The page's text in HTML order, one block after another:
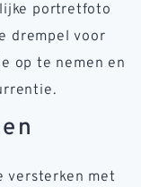
portretfoto
drempel voor
op te nemen en
versterken met